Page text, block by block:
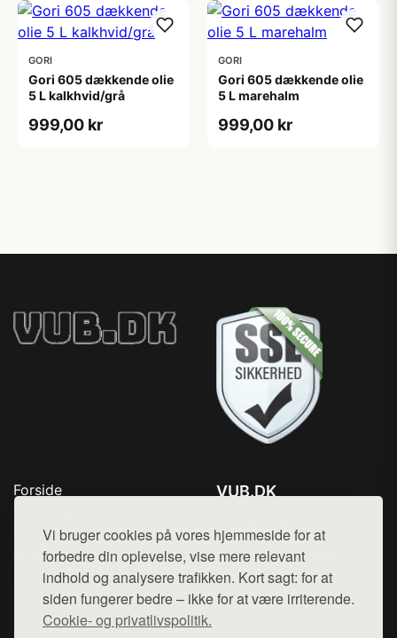
Vi bruger cookies på vores hjemmeside for at
forbedre din oplevelse, vise mere relevant
indhold og analysere trafikken. Kort sagt: for at
siden fungerer bedre – ikke for at være irriterende.
Cookie- og privatlivspolitik.
GORI
Gori 605 dækkende olie
5 L kalkhvid/grå
999,00 kr
GORI
Gori 605 dækkende olie
5 L marehalm
999,00 kr
Forside
Top Rabatter
Jotun maling
Kontakt
VUB.DK
Mail: hej@want.dk
Cookie- og privatlivspolitik